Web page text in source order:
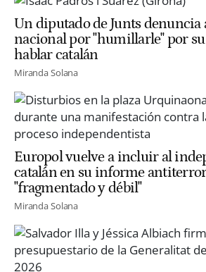
Un diputado de Junts denuncia
nacional por "humillarle" por
hablar catalán
Miranda Solana
Europol vuelve a incluir al
catalán en su informe
"fragmentado y débil"
Miranda Solana